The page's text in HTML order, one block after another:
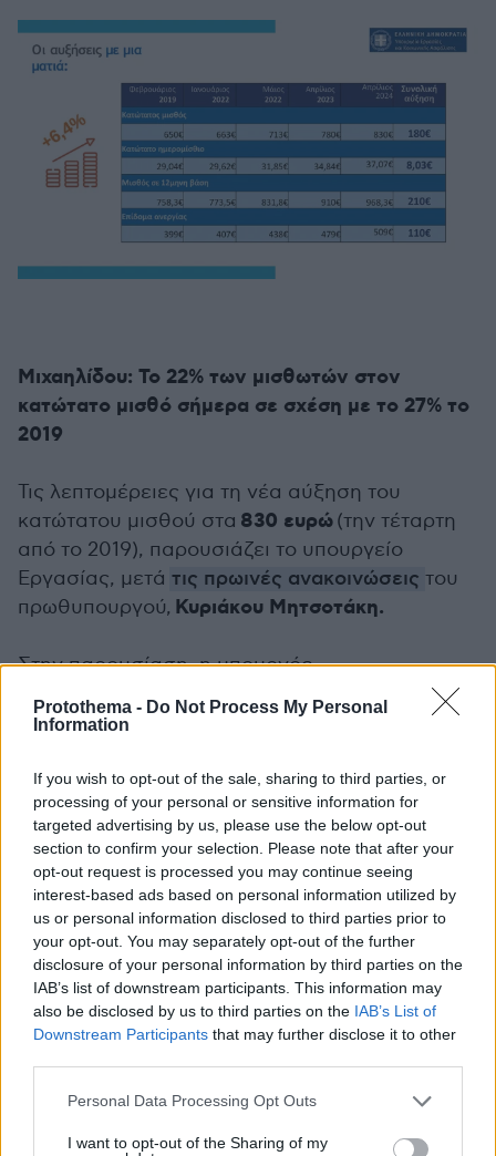
Protothema - Do Not Process My Personal
Information
If you wish to opt-out of the sale, sharing to third parties, or
processing of your personal or sensitive information for
targeted advertising by us, please use the below opt-out
section to confirm your selection. Please note that after your
opt-out request is processed you may continue seeing
interest-based ads based on personal information utilized by
us or personal information disclosed to third parties prior to
your opt-out. You may separately opt-out of the further
disclosure of your personal information by third parties on the
IAB’s list of downstream participants. This information may
also be disclosed by us to third parties on the IAB’s List of
Downstream Participants that may further disclose it to other
Please note that this website/app uses one or more Google
not limited to your visit or usage behaviour. You may click to
Personal Data Processing Opt Outs
I want to opt-out of the Sharing of my
Μιχαηλίδου: Το 22% των μισθωτών στον
κατώτατο μισθό σήμερα σε σχέση με το 27% το
2019
Τις λεπτομέρειες για τη νέα αύξηση του
κατώτατου μισθού στα 830 ευρώ(την τέταρτη
από το 2019), παρουσιάζει το υπουργείο
Εργασίας, μετά τις πρωινές ανακοινώσεις του
πρωθυπουργού, Κυριάκου Μητσοτάκη.
Στην παρουσίαση, η υπουργός
Δόμνα Μιχαηλίδου
«ο
κατώτατος μισθός ανεβαίνει στα 830 ευρώ, το
Οι παράγοντες που οδήγησαν σε αυτή την
απόφαση, ήταν η μείωση ανεργίας στο 10,4%
τον Ιανουάριο, η βελτίωση της
ανταγωνιστικότητας, η κατάταξη της Ελλάδας
στην ΕΕ ως προς το ΑΕΠ και ο πενταπλάσιος
ρυθμός ανάπτυξης της οικονομίας σε σχέση με
τον ευρωπαϊκό μ.ο. Συνολικά, έχει σημειωθεί
αύξηση 27,7% σε σχέση με το 2019. Σε 12μηνη
βάση, ο μισθός ανέρχεται στα 968 ευρώ το
μήνα και καλύπτει 560.000 συμπολίτες μας,
που είναι κατά 26.000 λιγότεροι σε σχέση με
πέρσι».